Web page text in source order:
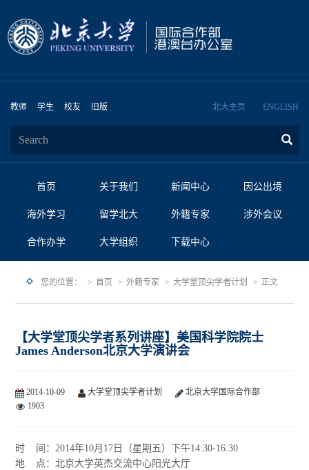
教师 学生 校友 旧版 北大主页 ENGLISH
首页 关于我们 新闻中心 因公出境
海外学习 留学北大 外籍专家 涉外会议
合作办学 大学组织 下载中心
您的位置： 首页 外籍专家 大学堂顶尖学者计划 正文
【大学堂顶尖学者系列讲座】美国科学院院士
James Anderson北京大学演讲会
2014-10-09 大学堂顶尖学者计划
北京大学国际合作部
1903
时 间：2014年10月17日（星期五）下午14:30-16:30
地 点：北京大学英杰交流中心阳光大厅